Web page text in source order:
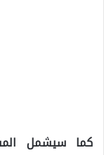
كما سيشمل